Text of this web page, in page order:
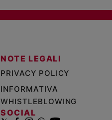
NOTE LEGALI
PRIVACY POLICY
INFORMATIVA
WHISTLEBLOWING
SOCIAL